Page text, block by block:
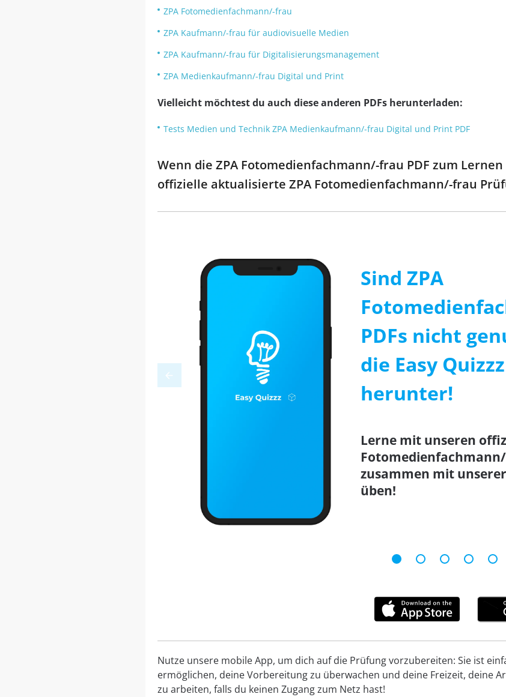
ZPA Fotomedienfachmann/-frau
ZPA Kaufmann/-frau für audiovisuelle Medien
ZPA Kaufmann/-frau für Digitalisierungsmanagement
ZPA Medienkaufmann/-frau Digital und Print
Vielleicht möchtest du auch diese anderen PDFs herunterladen:
Tests Medien und Technik ZPA Medienkaufmann/-frau Digital und Print PDF
Wenn die ZPA Fotomedienfachmann/-frau PDF zum
offizielle aktualisierte ZPA Fotomedienfachmann/-frau
Sind ZPA
PDFs nicht
die Easy
herunter!
Lerne mit unseren
zusammen mit
üben!
Nutze unsere mobile App, um dich auf die Prüfung vorzubereiten: Sie ist
ermöglichen, deine Vorbereitung zu überwachen und deine Freizeit, deine
zu arbeiten, falls du keinen Zugang zum Netz hast!